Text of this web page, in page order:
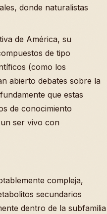
donde naturalistas
de América, su
de tipo
(como los
abierto debates sobre la
que estas
de conocimiento
ser vivo con
compleja,
secundarios
dentro de la subfamilia